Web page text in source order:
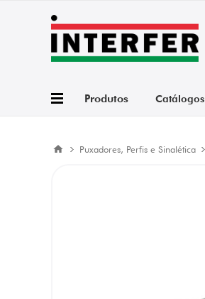
Produtos Catálogos
Puxadores, Perfis e Sinalética